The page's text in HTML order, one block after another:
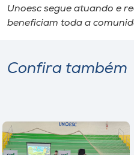
Unoesc segue atuando e
beneficiam toda a
Confira também